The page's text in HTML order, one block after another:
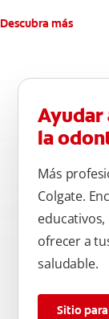
atrás hacia
atrás, arriba y
olvide de cepillar
por las bacterias.
Descubra más
Ayudar
la
Más
Colgate.
ofrecer a
saludable.
Sitio